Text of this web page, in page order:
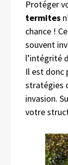
Protéger
termites
chance !
souvent
l’intégrité
Il est donc
stratégies
invasion.
votre